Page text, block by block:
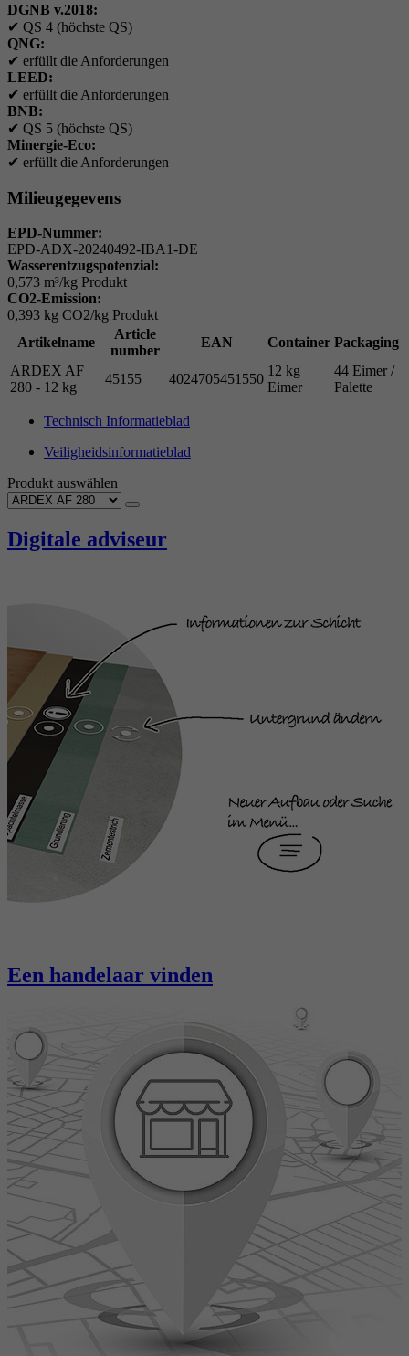
DGNB v.2018:
✔ QS 4 (höchste QS)
QNG:
✔ erfüllt die Anforderungen
LEED:
✔ erfüllt die Anforderungen
BNB:
✔ QS 5 (höchste QS)
Minergie-Eco:
✔ erfüllt die Anforderungen
Milieugegevens
EPD-Nummer:
EPD-ADX-20240492-IBA1-DE
Wasserentzugspotenzial:
0,573 m³/kg Produkt
CO2-Emission:
0,393 kg CO2/kg Produkt
Artikelname
Article
number
EAN Container Packaging
ARDEX AF
280 - 12 kg
45155 4024705451550
12 kg
Eimer
44 Eimer /
Palette
Technisch Informatieblad
Veiligheidsinformatieblad
Produkt auswählen
Digitale adviseur
Een handelaar vinden